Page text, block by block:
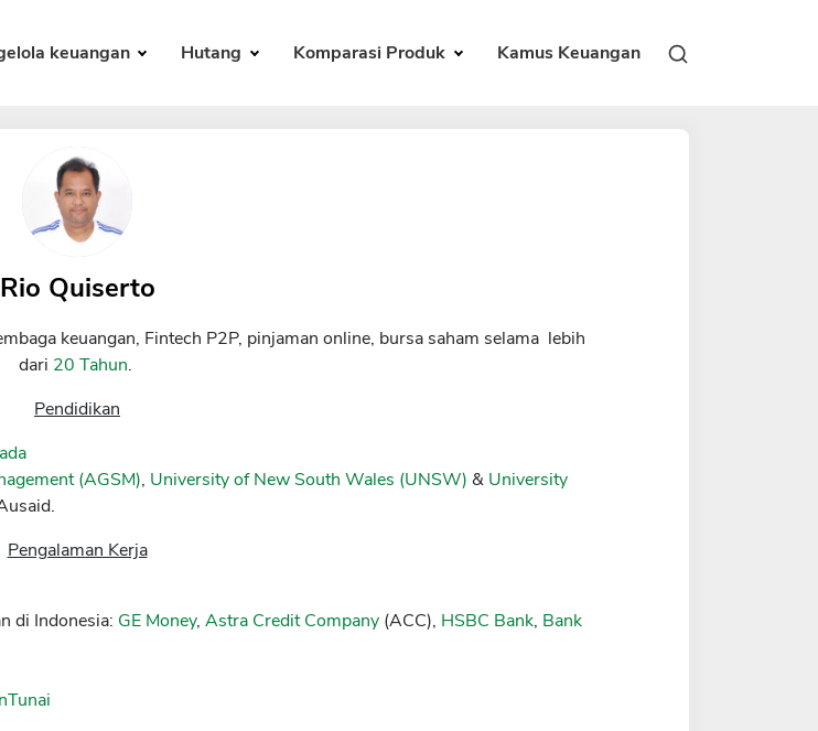
keuangan Hutang Komparasi Produk Kamus Keuangan
Rio Quiserto
keuangan, Fintech P2P, pinjaman online, bursa saham selama lebih
dari 20 Tahun.
Pendidikan
(AGSM), University of New South Wales (UNSW) & University
Pengalaman Kerja
di Indonesia: GE Money, Astra Credit Company(ACC), HSBC Bank, Bank